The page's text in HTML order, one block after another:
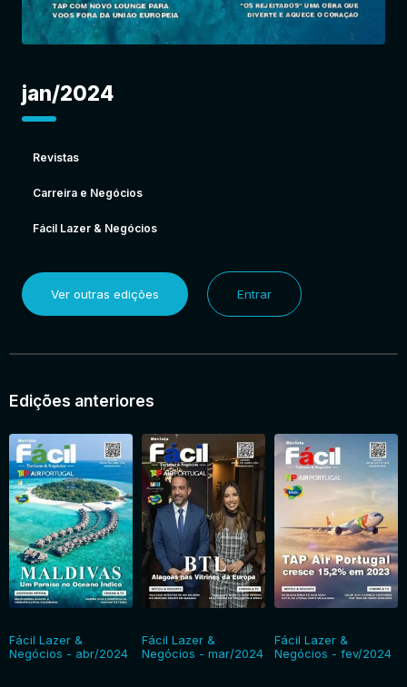
jan/2024
Revistas
Carreira e Negócios
Fácil Lazer & Negócios
Ver outras edições Entrar
Edições anteriores
Fácil Lazer &
Negócios - abr/2024
Fácil Lazer &
Negócios - mar/2024
Fácil Lazer &
Negócios - fev/2024